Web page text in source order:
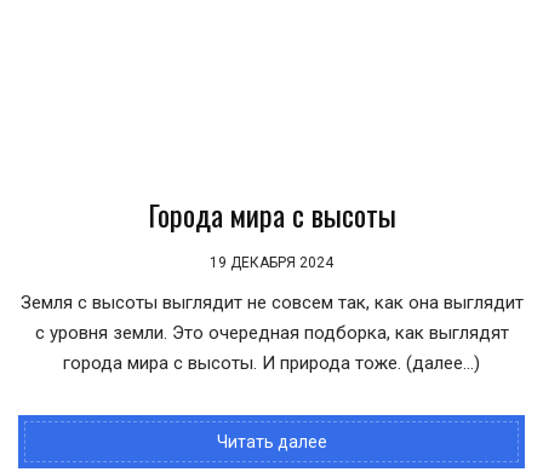
Города мира с высоты
19 ДЕКАБРЯ 2024
Земля с высоты выглядит не совсем так, как она выглядит
с уровня земли. Это очередная подборка, как выглядят
города мира с высоты. И природа тоже. (далее…)
Читать далее